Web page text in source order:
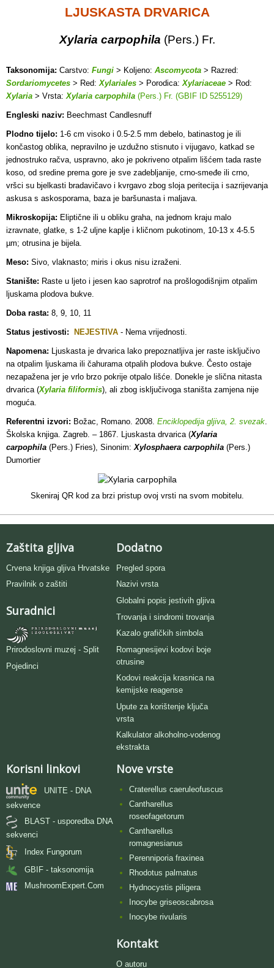
LJUSKASTA DRVARICA
Xylaria carpophila (Pers.) Fr.
Taksonomija: Carstvo: Fungi > Koljeno: Ascomycota > Razred:
Sordariomycetes > Red:Xylariales > Porodica:Xylariaceae > Rod:
Xylaria > Vrsta:Xylaria carpophila (Pers.) Fr. (GBIF ID 5255129)
Engleski naziv: Beechmast Candlesnuff
Plodno tijelo: 1-6 cm visoko i 0.5-2.5 mm debelo, batinastog je ili
končastog oblika, nepravilno je uzdužno stisnuto i vijugavo, katkad se
jednostruko račva, uspravno, ako je pokriveno otpalim lišćem tada raste
koso, od sredine prema gore je sve zadebljanije, crno-smeđe ili crno,
vršci su bjelkasti bradavičavo i kvrgavo zbog sloja peritecija i sazrijevanja
askusa s askosporama, baza je baršunasta i maljava.
Mikroskopija: Eliptične ili u obliku graha, na jednom kraju malo
izravnate, glatke, s 1-2 uljne kaplje i kličnom pukotinom, 10-13 x 4-5.5
µm; otrusina je bijela.
Meso: Sivo, vlaknasto; miris i okus nisu izraženi.
Stanište: Raste u ljeto i jesen kao saprotrof na prošlogodišnjim otpalim
ljuskama plodova bukve.
Doba rasta: 8, 9, 10, 11
Status jestivosti: NEJESTIVA - Nema vrijednosti.
Napomena: Ljuskasta je drvarica lako prepoznatljiva jer raste isključivo
na otpalim ljuskama ili čahurama otpalih plodova bukve. Često ostaje
nezapažena jer je vrlo brzo pokrije otpalo lišće. Donekle je slična nitasta
drvarica (Xylaria filiformis), ali zbog isključivoga staništa zamjena nije
moguća.
Referentni izvori: Božac, Romano. 2008. Enciklopedija gljiva, 2. svezak.
Školska knjiga. Zagreb. – 1867. Ljuskasta drvarica (Xylaria
carpophila (Pers.) Fries), Sinonim:Xylosphaera carpophila (Pers.)
Dumortier
Skeniraj QR kod za brzi pristup ovoj vrsti na svom mobitelu.
Zaštita gljiva
Crvena knjiga gljiva Hrvatske
Pravilnik o zaštiti
Suradnici
Prirodoslovni muzej - Split
Pojedinci
Dodatno
Pregled spora
Nazivi vrsta
Globalni popis jestivih gljiva
Trovanja i sindromi trovanja
Kazalo grafičkih simbola
Romagnesijevi kodovi boje
otrusine
Kodovi reakcija krasnica na
kemijske reagense
Upute za korištenje ključa
vrsta
Kalkulator alkoholno-vodenog
ekstrakta
Korisni linkovi
UNITE - DNA
sekvence
BLAST - usporedba DNA
sekvenci
Index Fungorum
GBIF - taksonomija
MushroomExpert.Com
Nove vrste
Craterellus caeruleofuscus
Cantharellus
roseofagetorum
Cantharellus
romagnesianus
Perenniporia fraxinea
Rhodotus palmatus
Hydnocystis piligera
Inocybe griseoscabrosa
Inocybe rivularis
Kontakt
O autoru